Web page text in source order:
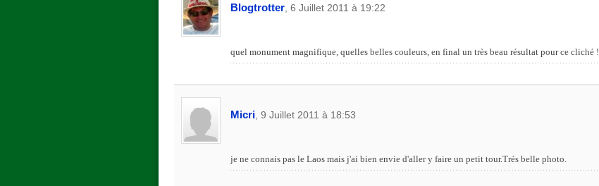
Blogtrotter, 6 Juillet 2011 à 19:22
quel monument magnifique, quelles belles couleurs, en final un très beau résultat pour ce cliché !
Micri, 9 Juillet 2011 à 18:53
je ne connais pas le Laos mais j'ai bien envie d'aller y faire un petit tour.Trés belle photo.